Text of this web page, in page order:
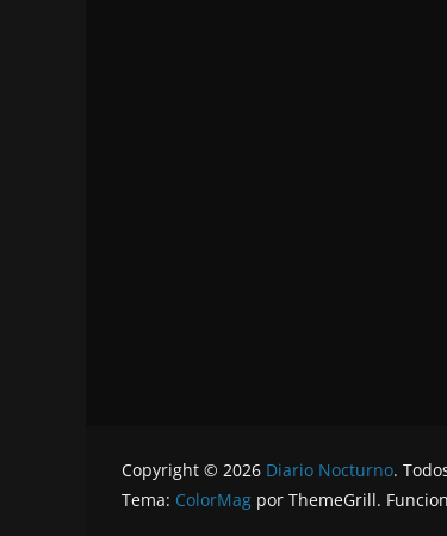
Copyright © 2026 Diario Nocturno.
Tema: ColorMag por ThemeGrill.